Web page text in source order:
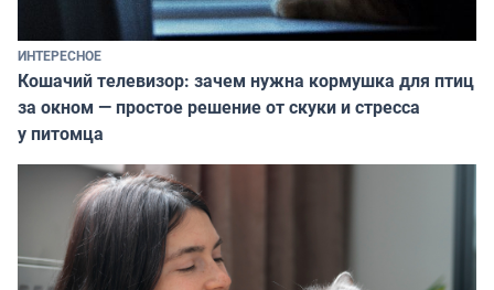
ИНТЕРЕСНОЕ
Кошачий телевизор: зачем нужна кормушка для птиц
за окном — простое решение от скуки и стресса
у питомца